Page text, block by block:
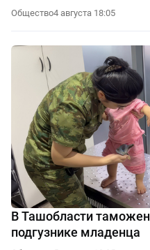
Общество4 августа 18:05
В Ташобласти
подгузнике младенца